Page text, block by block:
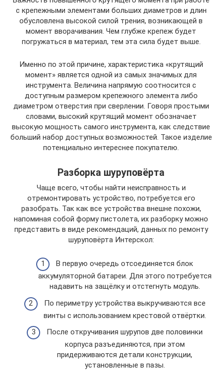
с крепежными элементами больших диаметров и длин
обусловлена высокой силой трения, возникающей в
момент вворачивания. Чем глубже крепеж будет
погружаться в материал, тем эта сила будет выше.
Именно по этой причине, характеристика «крутящий
момент» является одной из самых значимых для
инструмента. Величина напрямую соотносится с
доступным размером крепежного элемента либо
диаметром отверстия при сверлении. Говоря простыми
словами, высокий крутящий момент обозначает
высокую мощность самого инструмента, как следствие
больший набор доступных возможностей. Такое изделие
потенциально интереснее покупателю.
Разборка шуруповёрта
Чаще всего, чтобы найти неисправность и
отремонтировать устройство, потребуется его
разобрать. Так как все устройства внешне похожи,
напоминая собой форму пистолета, их разборку можно
представить в виде рекомендаций, данных по ремонту
шуруповёрта Интерскол:
В первую очередь отсоединяется блок
аккумуляторной батареи. Для этого потребуется
надавить на защёлку и отстегнуть модуль.
По периметру устройства выкручиваются все
винты с использованием крестовой отвёртки.
После откручивания шурупов две половинки
корпуса разъединяются, при этом
придерживаются детали конструкции,
установленные в пазы.